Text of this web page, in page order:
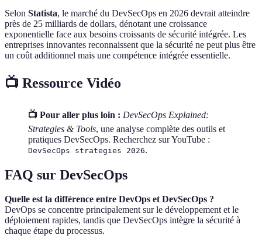
Selon Statista, le marché du DevSecOps en 2026 devrait atteindre
près de 25 milliards de dollars, dénotant une croissance
exponentielle face aux besoins croissants de sécurité intégrée. Les
entreprises innovantes reconnaissent que la sécurité ne peut plus être
un coût additionnel mais une compétence intégrée essentielle.
📺 Ressource Vidéo
📺 Pour aller plus loin : DevSecOps Explained:
Strategies & Tools, une analyse complète des outils et
pratiques DevSecOps. Recherchez sur YouTube :
DevSecOps strategies 2026.
FAQ sur DevSecOps
Quelle est la différence entre DevOps et DevSecOps ?
DevOps se concentre principalement sur le développement et le
déploiement rapides, tandis que DevSecOps intègre la sécurité à
chaque étape du processus.